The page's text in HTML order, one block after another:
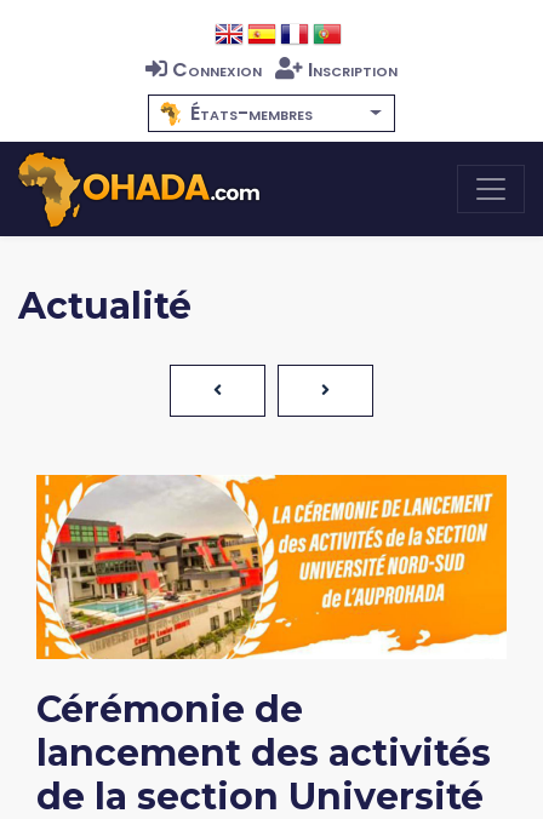
Connexion
Inscription
États-membres
Actualité
Cérémonie de
lancement des activités
de la section Université